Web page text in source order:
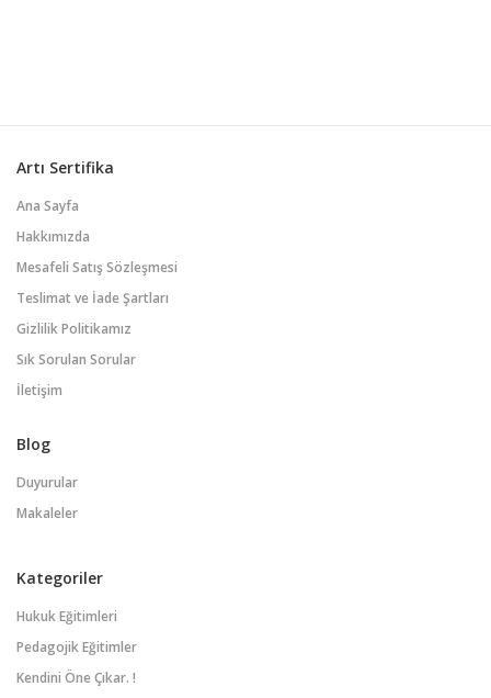
Artı Sertifika
Ana Sayfa
Hakkımızda
Mesafeli Satış Sözleşmesi
Teslimat ve İade Şartları
Gizlilik Politikamız
Sık Sorulan Sorular
İletişim
Blog
Duyurular
Makaleler
Kategoriler
Hukuk Eğitimleri
Pedagojik Eğitimler
Kendini Öne Çıkar. !